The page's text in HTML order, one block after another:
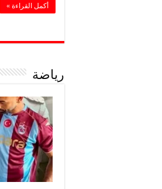
أكمل القراءة »
رياضة